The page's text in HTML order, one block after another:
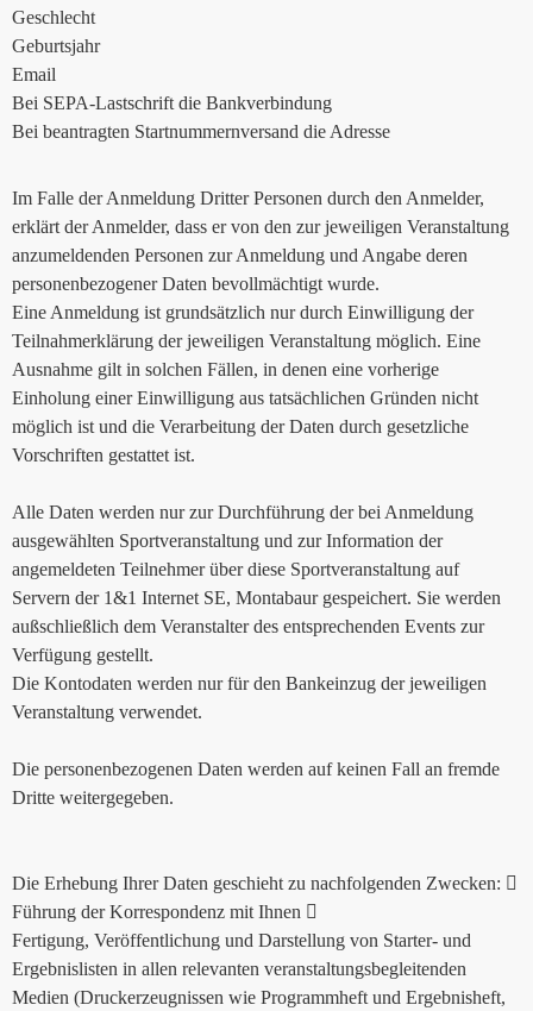
Geschlecht
Geburtsjahr
Email
Bei SEPA-Lastschrift die Bankverbindung
Bei beantragten Startnummernversand die Adresse
Im Falle der Anmeldung Dritter Personen durch den Anmelder,
erklärt der Anmelder, dass er von den zur jeweiligen Veranstaltung
anzumeldenden Personen zur Anmeldung und Angabe deren
personenbezogener Daten bevollmächtigt wurde.
Eine Anmeldung ist grundsätzlich nur durch Einwilligung der
Teilnahmerklärung der jeweiligen Veranstaltung möglich. Eine
Ausnahme gilt in solchen Fällen, in denen eine vorherige
Einholung einer Einwilligung aus tatsächlichen Gründen nicht
möglich ist und die Verarbeitung der Daten durch gesetzliche
Vorschriften gestattet ist.
Alle Daten werden nur zur Durchführung der bei Anmeldung
ausgewählten Sportveranstaltung und zur Information der
angemeldeten Teilnehmer über diese Sportveranstaltung auf
Servern der 1&1 Internet SE, Montabaur gespeichert. Sie werden
außschließlich dem Veranstalter des entsprechenden Events zur
Verfügung gestellt.
Die Kontodaten werden nur für den Bankeinzug der jeweiligen
Veranstaltung verwendet.
Die personenbezogenen Daten werden auf keinen Fall an fremde
Dritte weitergegeben.
Die Erhebung Ihrer Daten geschieht zu nachfolgenden Zwecken: 
Führung der Korrespondenz mit Ihnen 
Fertigung, Veröffentlichung und Darstellung von Starter- und
Ergebnislisten in allen relevanten veranstaltungsbegleitenden
Medien (Druckerzeugnissen wie Programmheft und Ergebnisheft,